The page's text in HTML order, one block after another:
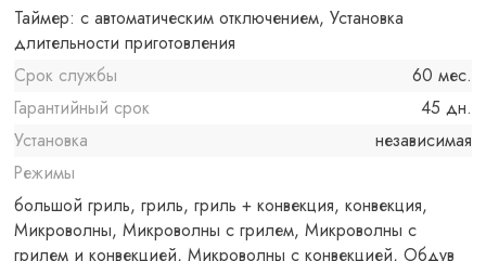
Таймер: с автоматическим отключением, Установка
длительности приготовления
Срок службы
60 мес.
Гарантийный срок
45 дн.
Установка
независимая
Режимы
большой гриль, гриль, гриль + конвекция, конвекция,
Микроволны, Микроволны с грилем, Микроволны с
грилем и конвекцией, Микроволны с конвекцией, Обдув